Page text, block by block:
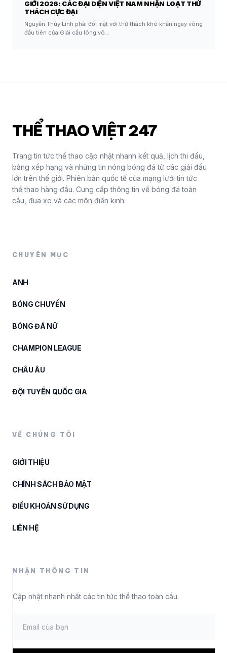
GIỚI 2026: CÁC ĐẠI DIỆN VIỆT NAM NHẬN LOẠT THỬ
THÁCH CỰC ĐẠI
Nguyễn Thùy Linh phải đối mặt với thử thách khó khăn ngay vòng
đầu tiên của Giải cầu lông vô…
THỂ THAO VIỆT 247
Trang tin tức thể thao cập nhật nhanh kết quả, lịch thi đấu,
bảng xếp hạng và những tin nóng bóng đá từ các giải đấu
lớn trên thế giới. Phiên bản quốc tế của mạng lưới tin tức
thể thao hàng đầu. Cung cấp thông tin về bóng đá toàn
cầu, đua xe và các môn điền kinh.
CHUYÊN MỤC
ANH
BÓNG CHUYỀN
BÓNG ĐÁ NỮ
CHAMPION LEAGUE
CHÂU ÂU
ĐỘI TUYỂN QUỐC GIA
VỀ CHÚNG TÔI
GIỚI THIỆU
CHÍNH SÁCH BẢO MẬT
ĐIỀU KHOẢN SỬ DỤNG
LIÊN HỆ
NHẬN THÔNG TIN
Cập nhật nhanh nhất các tin tức thể thao toàn cầu.